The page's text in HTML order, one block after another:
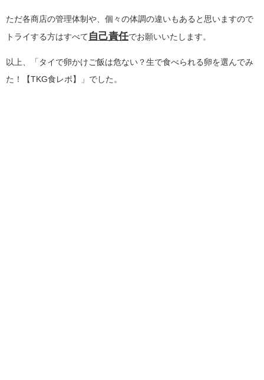
ただ各商店の管理体制や、個々の体調の違いもあると思いますので
トライする方はすべて 自己責任でお願いいたします。
以上、「タイで卵かけご飯は危ない？生で食べられる卵を選んでみ
た！【TKG食レポ】」でした。